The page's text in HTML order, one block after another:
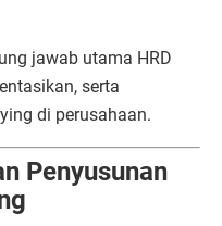
jawab utama HRD
serta
di perusahaan.
Penyusunan